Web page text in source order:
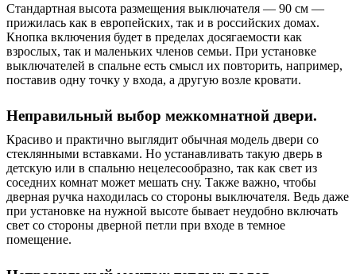
Стандартная высота размещения выключателя — 90 см —
прижилась как в европейских, так и в российских домах.
Кнопка включения будет в пределах досягаемости как
взрослых, так и маленьких членов семьи. При установке
выключателей в спальне есть смысл их повторить, например,
поставив одну точку у входа, а другую возле кровати.
Неправильный выбор межкомнатной двери.
Красиво и практично выглядит обычная модель двери со
стеклянными вставками. Но устанавливать такую ​​дверь в
детскую или в спальню нецелесообразно, так как свет из
соседних комнат может мешать сну. Также важно, чтобы
дверная ручка находилась со стороны выключателя. Ведь даже
при установке на нужной высоте бывает неудобно включать
свет со стороны дверной петли при входе в темное
помещение.